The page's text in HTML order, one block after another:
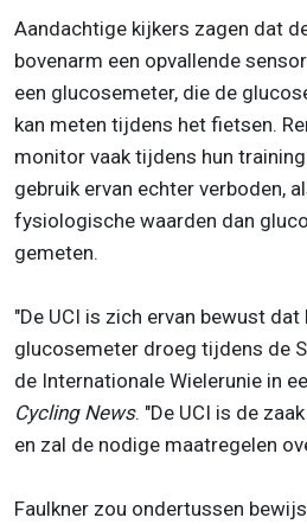
Aandachtige kijkers zagen dat
bovenarm een opvallende
een glucosemeter, die de
kan meten tijdens het fietsen.
monitor vaak tijdens hun
gebruik ervan echter verboden,
fysiologische waarden dan
gemeten.
"De UCI is zich ervan bewust dat
glucosemeter droeg tijdens de
de Internationale Wielerunie in
Cycling News. "De UCI is de
en zal de nodige maatregelen
Faulkner zou ondertussen